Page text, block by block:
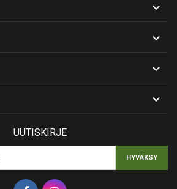




UUTISKIRJE